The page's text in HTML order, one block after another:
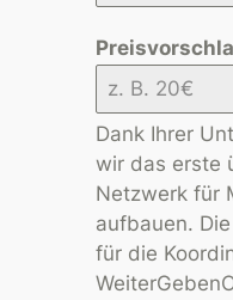
Dank Ihrer
wir das erste
Netzwerk für
aufbauen.
für die